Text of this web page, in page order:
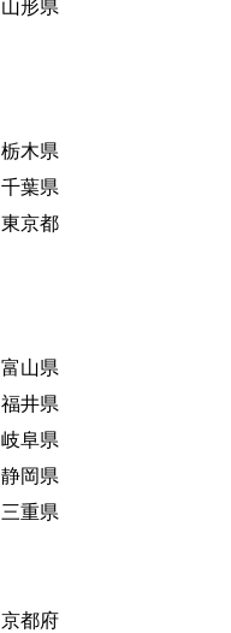
山形県
栃木県
千葉県
東京都
富山県
福井県
岐阜県
静岡県
三重県
京都府